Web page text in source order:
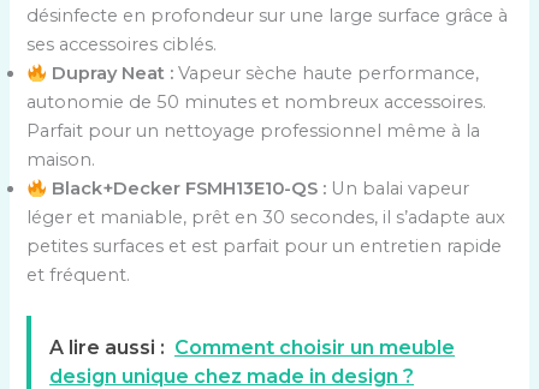
désinfecte en profondeur sur une large surface grâce à
ses accessoires ciblés.
Dupray Neat : Vapeur sèche haute performance,
autonomie de 50 minutes et nombreux accessoires.
Parfait pour un nettoyage professionnel même à la
maison.
Black+Decker FSMH13E10-QS : Un balai vapeur
léger et maniable, prêt en 30 secondes, il s’adapte aux
petites surfaces et est parfait pour un entretien rapide
et fréquent.
A lire aussi : Comment choisir un meuble
design unique chez made in design ?